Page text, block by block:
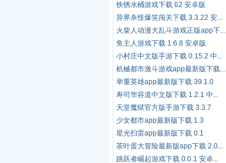
铁锈水桶游戏下载 62 安卓版
异界杀怪爆笑闯关下载 3.3.22 安...
火柴人动漫大乱斗游戏正版app下...
鱼主人游戏下载 1.6.8 安卓版
小村庄中文版手游下载 0.15.2 中...
机械都市激斗游戏app最新版下载...
举重英雄app最新版下载 39.1.0
寿司华容道中文版下载 1.2.1 中...
天堂魔狱官方版手游下载 3.3.7
少女都市app最新版下载 1.3
星光扫雷app最新版下载 0.1
茶叶蛋大冒险最新版app下载 2.0...
跳跃者崛起游戏下载 0.0.1 安卓...